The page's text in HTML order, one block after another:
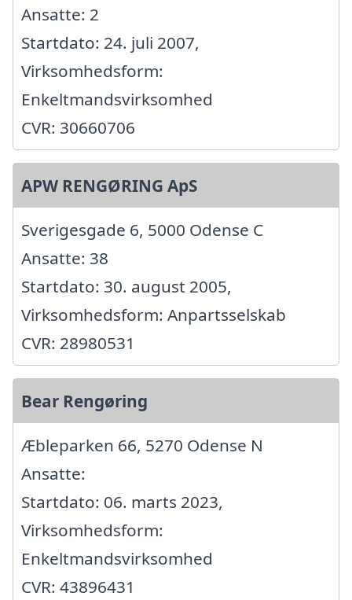
Ansatte: 2
Startdato: 24. juli 2007,
Virksomhedsform:
Enkeltmandsvirksomhed
CVR: 30660706
APW RENGØRING ApS
Sverigesgade 6, 5000 Odense C
Ansatte: 38
Startdato: 30. august 2005,
Virksomhedsform: Anpartsselskab
CVR: 28980531
Bear Rengøring
Æbleparken 66, 5270 Odense N
Ansatte:
Startdato: 06. marts 2023,
Virksomhedsform:
Enkeltmandsvirksomhed
CVR: 43896431